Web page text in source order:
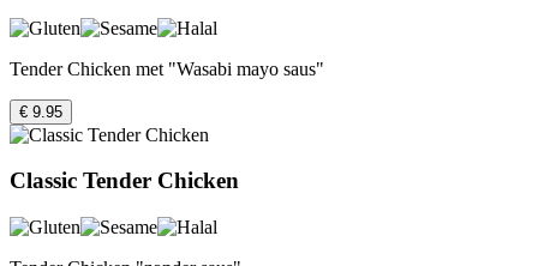
Tender Chicken met "Wasabi mayo saus"
€ 9.95
Classic Tender Chicken